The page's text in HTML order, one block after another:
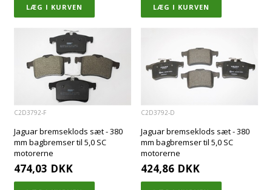
C2D3792-F
Jaguar bremseklods sæt - 380
mm bagbremser til 5,0 SC
motorerne
474,03 DKK
C2D3792-D
Jaguar bremseklods sæt - 380
mm bagbremser til 5,0 SC
motorerne
424,86 DKK